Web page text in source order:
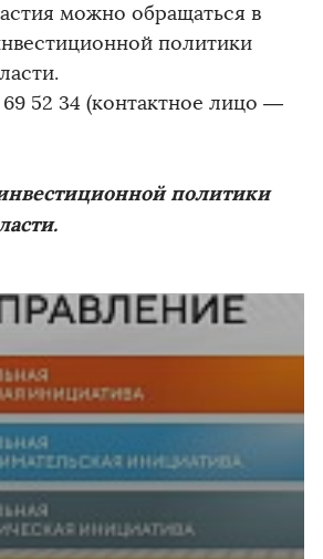
можно обращаться в
политики
52 34 (контактное лицо —
политики